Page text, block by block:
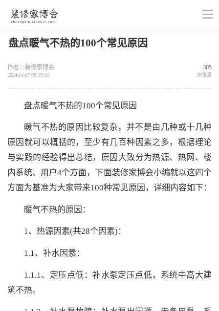
盘点暖气不热的100个常见原因
作者：装修家博会
2024-11-07 08:59:19
305
浏览量
盘点暖气不热的100个常见原因
暖气不热的原因比较复杂，并不是由几种或十几种
原因就可以概括的，至少有几百种因素之多，根据理论
与实践的经验得出总结，原因大致分为热源、热网、楼
内系统、用户4个方面，下面装修家博会小编就以这四个
方面为基准为大家带来100种常见原因，详细内容如下：
暖气不热的原因：
1、热源因素(共28个因素)：
1.1、补水因素：
1.1.1、定压点低：补水泵定压点低，系统中高大建
筑不热。